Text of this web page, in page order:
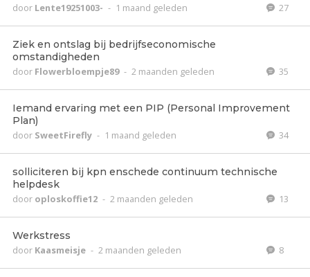
door Lente19251003- - 1 maand geleden 27
Ziek en ontslag bij bedrijfseconomische
omstandigheden
door Flowerbloempje89 - 2 maanden geleden 35
Iemand ervaring met een PIP (Personal Improvement
Plan)
door SweetFirefly - 1 maand geleden 34
solliciteren bij kpn enschede continuum technische
helpdesk
door oploskoffie12 - 2 maanden geleden 13
Werkstress
door Kaasmeisje - 2 maanden geleden 8